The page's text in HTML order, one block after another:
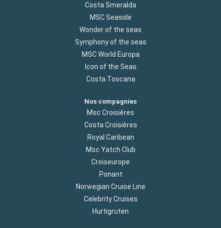
Costa Smeralda
MSC Seaside
Wonder of the seas
Symphony of the seas
MSC World Europa
Icon of the Seas
Costa Toscana
Nos compagnies
Msc Croisières
Costa Croisières
Royal Caribean
Msc Yatch Club
Croiseurope
Ponant
Norwegian Cruise Line
Celebrity Cruises
Hurtigruten